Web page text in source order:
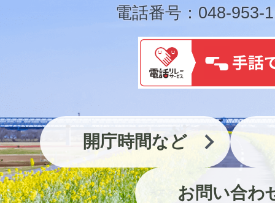
電話番号：048-953-
開庁時間など
お問い合わ